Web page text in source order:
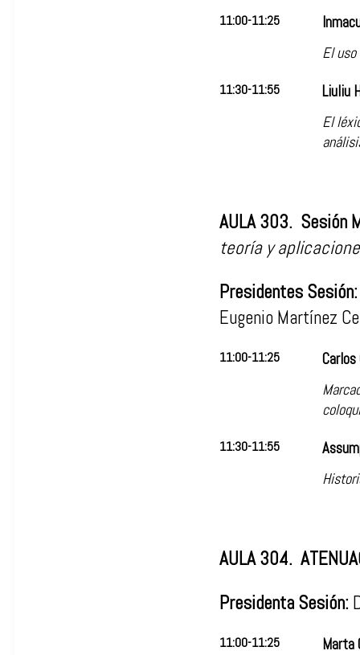
11:00-11:25
El
11:30-11:55
Liuliu
El
AULA 303. Sesión
teoría y
Presidentes Sesión:
Eugenio Martínez
11:00-11:25
11:30-11:55
AULA 304.
Presidenta Sesión:
11:00-11:25
Marta